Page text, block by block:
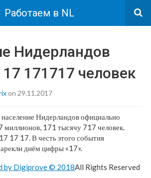
Работаем в NL
Нидерландов
17 171717 человек
on 29.11.2017
Нидерландов официально
миллионов, 171 тысячу 717 человек.
17 17. В честь этого события
днём цифры «17».
by Digiprove © 2018All Rights Reserved